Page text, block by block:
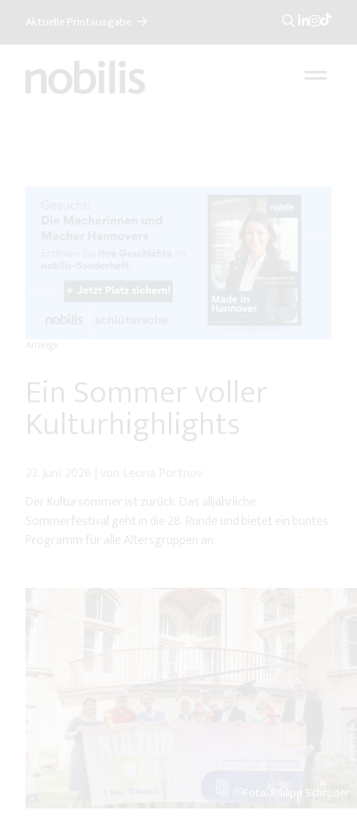
Aktuelle Printausgabe
Suche
Anzeige
Ein Sommer voller
Kulturhighlights
Der Kultursommer ist zurück: Das alljährliche
Sommerfestival geht in die 28. Runde und bietet ein buntes
Programm für alle Altersgruppen an.
Foto: Philipp Schröder